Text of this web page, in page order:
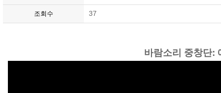
조회수 37
바람소리 중창단: